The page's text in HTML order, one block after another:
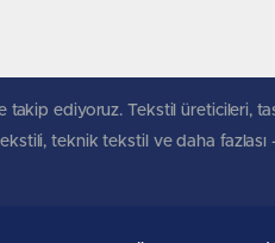
ediyoruz. Tekstil üreticileri,
teknik tekstil ve daha